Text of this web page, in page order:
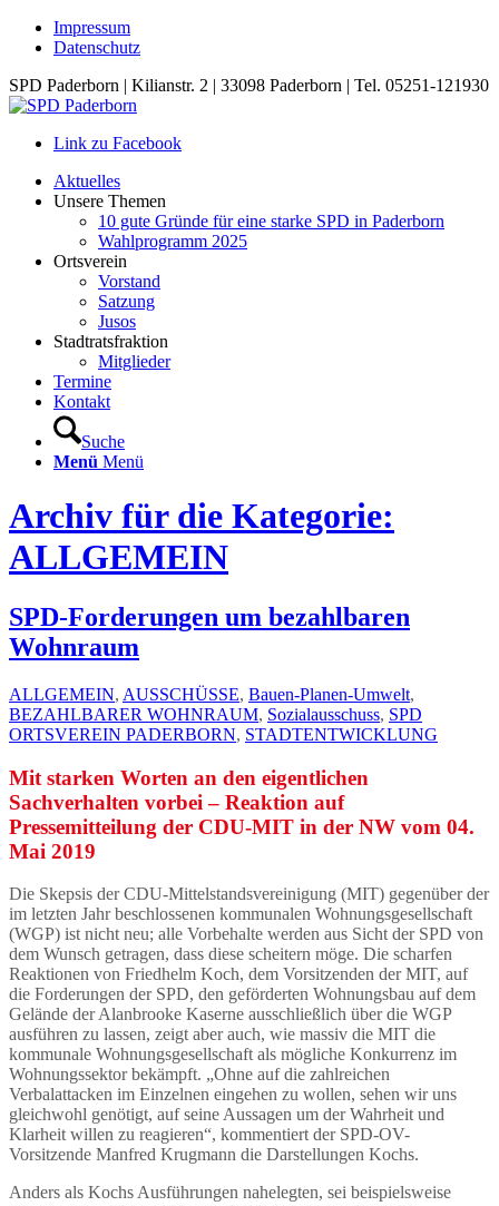
Impressum
Datenschutz
SPD Paderborn | Kilianstr. 2 | 33098 Paderborn | Tel. 05251-121930
Link zu Facebook
Aktuelles
Unsere Themen
10 gute Gründe für eine starke SPD in Paderborn
Wahlprogramm 2025
Ortsverein
Vorstand
Satzung
Jusos
Stadtratsfraktion
Mitglieder
Termine
Kontakt
Suche
Menü Menü
Archiv für die Kategorie:
ALLGEMEIN
SPD-Forderungen um bezahlbaren
Wohnraum
ALLGEMEIN, AUSSCHÜSSE, Bauen-Planen-Umwelt,
BEZAHLBARER WOHNRAUM, Sozialausschuss, SPD
ORTSVEREIN PADERBORN, STADTENTWICKLUNG
Mit starken Worten an den eigentlichen
Sachverhalten vorbei – Reaktion auf
Pressemitteilung der CDU-MIT in der NW vom 04.
Mai 2019
Die Skepsis der CDU-Mittelstandsvereinigung (MIT) gegenüber der
im letzten Jahr beschlossenen kommunalen Wohnungsgesellschaft
(WGP) ist nicht neu; alle Vorbehalte werden aus Sicht der SPD von
dem Wunsch getragen, dass diese scheitern möge. Die scharfen
Reaktionen von Friedhelm Koch, dem Vorsitzenden der MIT, auf
die Forderungen der SPD, den geförderten Wohnungsbau auf dem
Gelände der Alanbrooke Kaserne ausschließlich über die WGP
ausführen zu lassen, zeigt aber auch, wie massiv die MIT die
kommunale Wohnungsgesellschaft als mögliche Konkurrenz im
Wohnungssektor bekämpft. „Ohne auf die zahlreichen
Verbalattacken im Einzelnen eingehen zu wollen, sehen wir uns
gleichwohl genötigt, auf seine Aussagen um der Wahrheit und
Klarheit willen zu reagieren“, kommentiert der SPD-OV-
Vorsitzende Manfred Krugmann die Darstellungen Kochs.
Anders als Kochs Ausführungen nahelegten, sei beispielsweise